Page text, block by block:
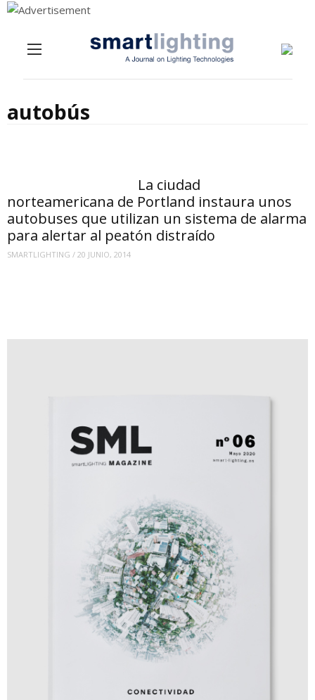
autobús
La ciudad
norteamericana de Portland instaura unos
autobuses que utilizan un sistema de alarma
para alertar al peatón distraído
SMARTLIGHTING / 20 JUNIO, 2014